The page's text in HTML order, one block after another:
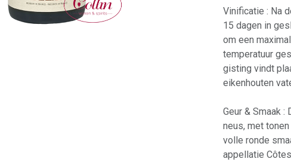
Vinificatie : Na
15 dagen in
om een
temperatuur
gisting vindt
eikenhouten
Geur & Smaak
neus, met
volle ronde
appellatie